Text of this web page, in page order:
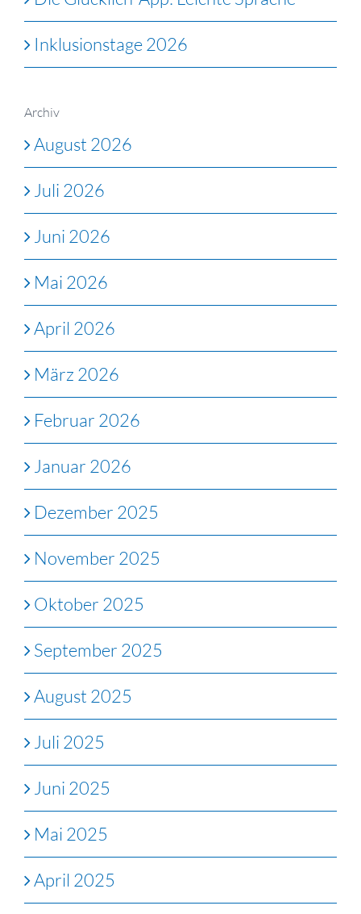
Inklusionstage 2026
Archiv
August 2026
Juli 2026
Juni 2026
Mai 2026
April 2026
März 2026
Februar 2026
Januar 2026
Dezember 2025
November 2025
Oktober 2025
September 2025
August 2025
Juli 2025
Juni 2025
Mai 2025
April 2025